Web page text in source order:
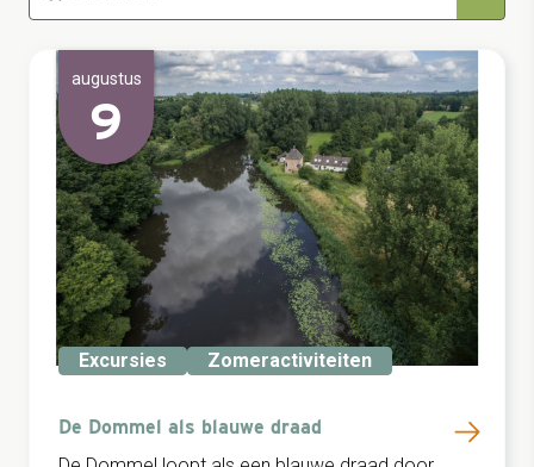
augustus
9
Excursies Zomeractiviteiten
De Dommel als blauwe draad